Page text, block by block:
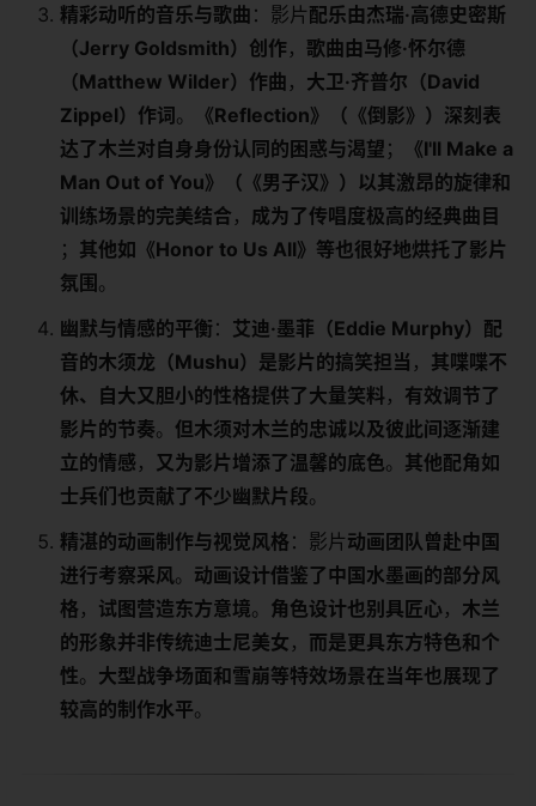
​精彩动听的音乐与歌曲​ ​：影片​​配乐由杰瑞·高德史密斯
（Jerry Goldsmith）创作​​，​ ​歌曲由马修·怀尔德
（Matthew Wilder）作曲​ ​，​ ​大卫·齐普尔（David
Zippel）作词​​。​
​《Reflection》（《倒影》）深刻表
达了木兰对自身身份认同的困惑与渴望​ ​；​
​《I'll Make a
Man Out of You》（《男子汉》）以其激昂的旋律和
训练场景的完美结合​ ​，​ ​成为了传唱度极高的经典曲目​
；​ ​其他如《Honor to Us All》等也很好地烘托了影片
氛围​ ​。
​幽默与情感的平衡​ ​：​ ​艾迪·墨菲（Eddie Murphy）配
音的木须龙（Mushu）是影片的搞笑担当​ ​，​ ​其喋喋不
休、自大又胆小的性格提供了大量笑料​​，​ ​有效调节了
影片的节奏​​。​ ​但木须对木兰的忠诚以及彼此间逐渐建
立的情感​ ​，​ ​又为影片增添了温馨的底色​​。​ ​其他配角如
士兵们也贡献了不少幽默片段​​。
​精湛的动画制作与视觉风格​ ​：影片​​动画团队曾赴中国
进行考察采风​​。​ ​动画设计借鉴了中国水墨画的部分风
格​ ​，​ ​试图营造东方意境​​。​ ​角色设计也别具匠心​​，​ ​木兰
的形象并非传统迪士尼美女​ ​，​ ​而是更具东方特色和个
性​​。​ ​大型战争场面和雪崩等特效场景在当年也展现了
较高的制作水平​​。